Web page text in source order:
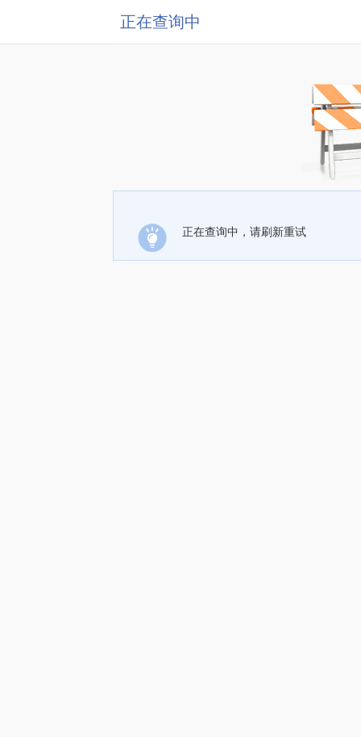
正在查询中
正在查询中，请刷新重试